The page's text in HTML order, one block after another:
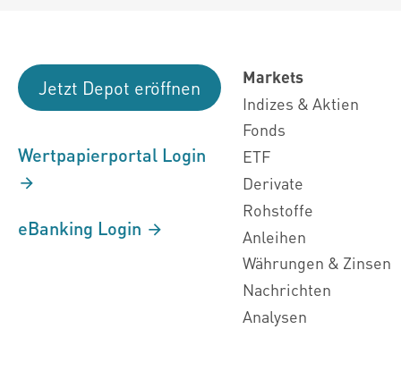
Jetzt Depot eröffnen
Wertpapierportal Login
eBanking Login
Markets
Indizes & Aktien
Fonds
ETF
Derivate
Rohstoffe
Anleihen
Währungen & Zinsen
Nachrichten
Analysen